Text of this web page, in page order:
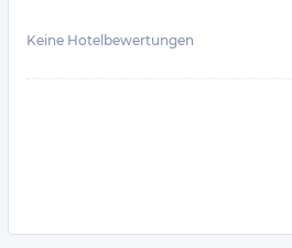
Keine Hotelbewertungen